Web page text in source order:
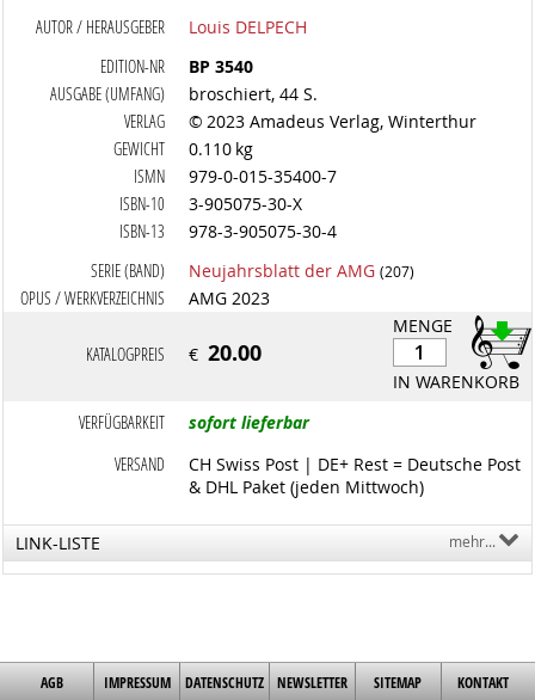
AUTOR / HERAUSGEBER
Louis DELPECH
EDITION-NR
BP 3540
AUSGABE (UMFANG)
broschiert, 44 S.
VERLAG
© 2023 Amadeus Verlag, Winterthur
GEWICHT
0.110 kg
ISMN
979-0-015-35400-7
ISBN-10
3-905075-30-X
ISBN-13
978-3-905075-30-4
SERIE (BAND)
Neujahrsblatt der AMG (207)
OPUS / WERKVERZEICHNIS
AMG 2023
MENGE
IN WARENKORB
KATALOGPREIS €20.00
VERFÜGBARKEIT
sofort lieferbar
VERSAND
CH Swiss Post | DE+ Rest = Deutsche Post
& DHL Paket (jeden Mittwoch)
LINK-LISTE mehr...
AGB IMPRESSUM DATENSCHUTZ NEWSLETTER SITEMAP KONTAKT